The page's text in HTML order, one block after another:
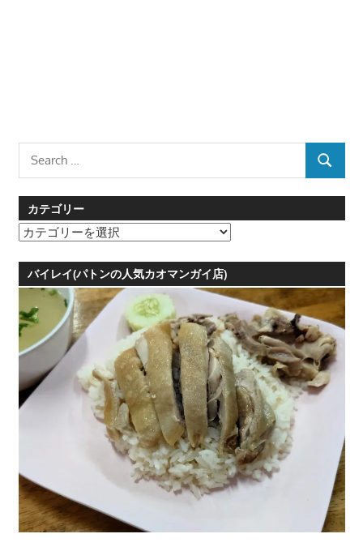
Search
SEARCH
カテゴリー
カ
ゴ
ー
バイレイ(パトンの人気カオマンガイ店)